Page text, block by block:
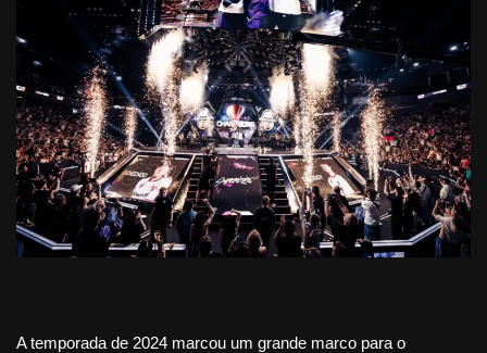
A temporada de 2024 marcou um grande marco para o